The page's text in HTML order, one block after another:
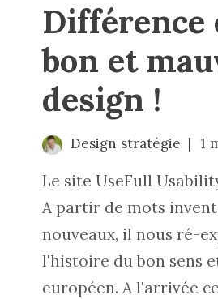
Différence
bon et
design !
Design stratégie 1
Le site UseFull
A partir de mots
nouveaux, il nous ré-
l'histoire du bon sens
européen. A l'arrivée